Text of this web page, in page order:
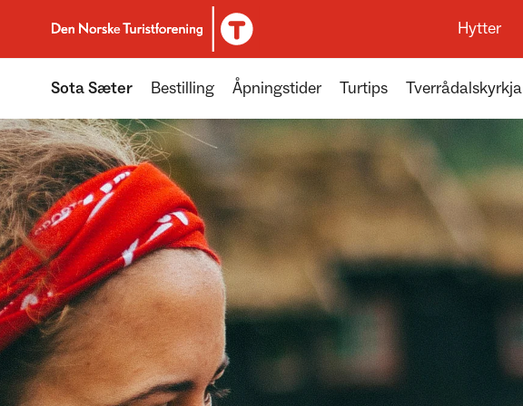
Til DNT.no forside
Hytter
Sota Sæter Bestilling Åpningstider Turtips Tverrådalskyrkja